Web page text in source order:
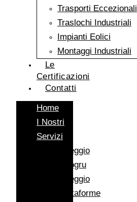
Trasporti Eccezionali
Traslochi Industriali
Impianti Eolici
Montaggi Industriali
Le
Certificazioni
Contatti
Home
I Nostri
Servizi
Noleggio
Autogru
Noleggio
Piattaforme